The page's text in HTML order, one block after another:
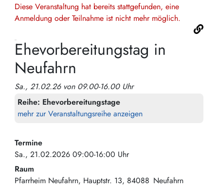
Diese Veranstaltung hat bereits stattgefunden, eine
Anmeldung oder Teilnahme ist nicht mehr möglich.
Ehevorbereitungstag in
Neufahrn
Sa., 21.02.26 von 09.00-16.00 Uhr
Reihe: Ehevorbereitungstage
mehr zur Veranstaltungsreihe anzeigen
Termine
Sa., 21.02.2026 09:00-16:00 Uhr
Raum
Pfarrheim Neufahrn Hauptstr. 13 84088 Neufahrn